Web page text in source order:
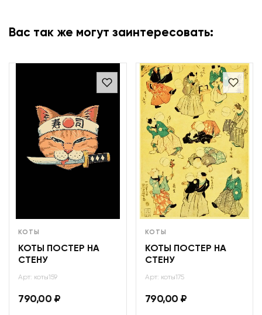
Вас так же могут заинтересовать:
КОТЫ
КОТЫ ПОСТЕР НА
СТЕНУ
Арт: коты159
790,00 ₽
КОТЫ
КОТЫ ПОСТЕР НА
СТЕНУ
Арт: коты175
790,00 ₽